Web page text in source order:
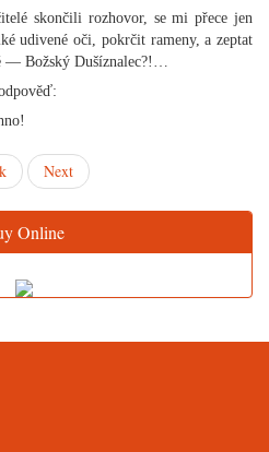
skončili rozhovor, se mi přece jen
udivené oči, pokrčit rameny, a zeptat
— Božský Dušíznalec?!…
Next
Online